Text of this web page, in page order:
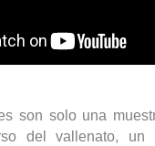
son solo una
del vallenato, un